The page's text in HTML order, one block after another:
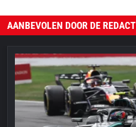
AANBEVOLEN DOOR DE